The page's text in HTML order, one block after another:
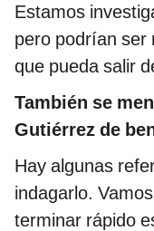
Estamos
pero podrían ser
que pueda salir
También se
Gutiérrez de
Hay algunas
indagarlo.
terminar rápido